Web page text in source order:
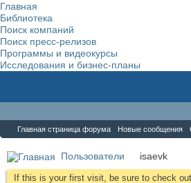
Главная
Библиотека
Поиск компаний
Поиск пресс-релизов
Программы и видеокурсы
Исследования и бизнес-планы
Главная страница форума Новые сообщения
Пользователи isaevk
If this is your first visit, be sure to check